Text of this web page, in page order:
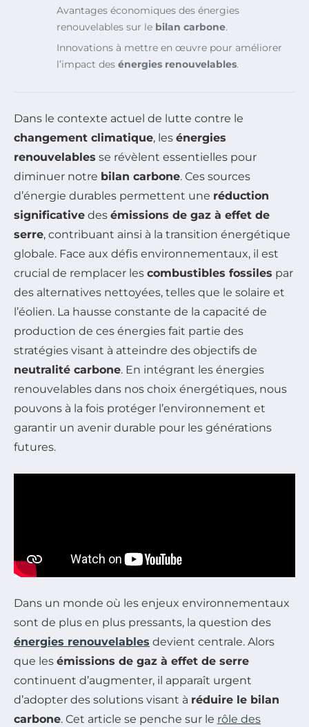
Avantages économiques des énergies
renouvelables sur le bilan carbone.
Innovations à mettre en œuvre pour améliorer
l’impact des énergies renouvelables.
Dans le contexte actuel de lutte contre le
changement climatique, les énergies
renouvelables se révèlent essentielles pour
diminuer notre bilan carbone. Ces sources
d’énergie durables permettent une réduction
significative des émissions de gaz à effet de
serre, contribuant ainsi à la transition énergétique
globale. Face aux défis environnementaux, il est
crucial de remplacer les combustibles fossiles par
des alternatives nettoyées, telles que le solaire et
l’éolien. La hausse constante de la capacité de
production de ces énergies fait partie des
stratégies visant à atteindre des objectifs de
neutralité carbone. En intégrant les énergies
renouvelables dans nos choix énergétiques, nous
pouvons à la fois protéger l’environnement et
garantir un avenir durable pour les générations
futures.
Dans un monde où les enjeux environnementaux
sont de plus en plus pressants, la question des
énergies renouvelables devient centrale. Alors
que les émissions de gaz à effet de serre
continuent d’augmenter, il apparaît urgent
d’adopter des solutions visant à réduire le bilan
carbone. Cet article se penche sur le rôle des